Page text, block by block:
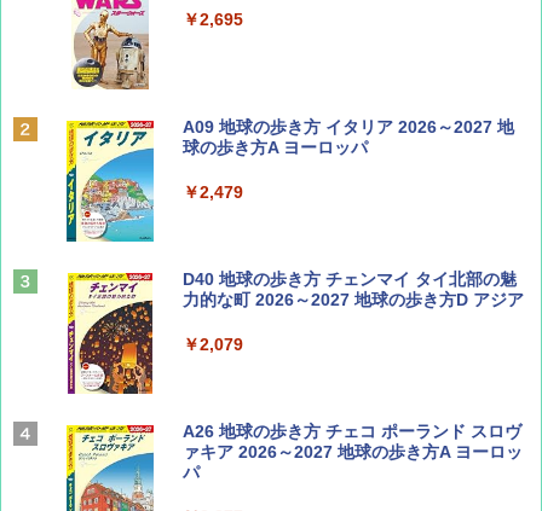
ディズニーファン ２０２６年 ９月号 [雑
誌] (ＤＩＳＮＥＹ ＦＡＮ)
￥713
山と溪谷 2026年8月号「南アルプス大全」
Coyote No.89 特集 星野道夫 夢見る旅
￥1,540
￥2,695
A09 地球の歩き方 イタリア 2026～2027 地
球の歩き方A ヨーロッパ
￥2,479
D40 地球の歩き方 チェンマイ タイ北部の魅
力的な町 2026～2027 地球の歩き方D アジア
￥2,079
A26 地球の歩き方 チェコ ポーランド スロヴ
ァキア 2026～2027 地球の歩き方A ヨーロッ
パ